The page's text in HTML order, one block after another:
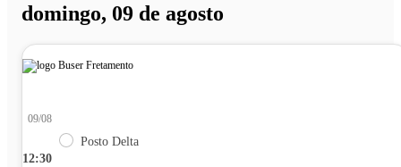
domingo, 09 de agosto
12:30
09/08
Posto Delta